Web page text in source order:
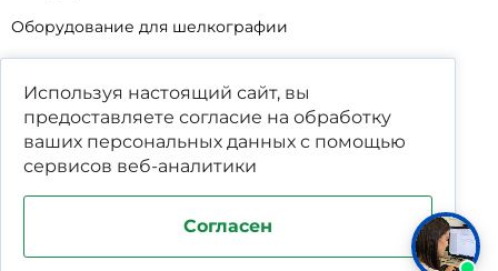
Оборудование для шелкографии
Кабины для промывки и напыления
Технические мойки
Биопрепараты
Сигнализатор уровня
Подставка под жироуловители
Фильтр-мешки для пескоуловителей
Используя настоящий сайт, вы
предоставляете согласие на обработку
ваших персональных данных с помощью
сервисов веб-аналитики
Согласен